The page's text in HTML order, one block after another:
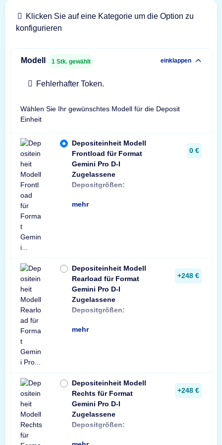
Klicken Sie auf eine Kategorie um die Option zu
konfigurieren
Modell 1 Stk. gewählt einklappen
Fehlerhafter Token.
Wählen Sie Ihr gewünschtes Modell für die Deposit
Einheit
Depositeinheit Modell
Frontload für Format
Gemini Pro D-I
Zugelassene
Depositgrößen:
mehr
0 €
Depositeinheit Modell
Rearload für Format
Gemini Pro D-I
Zugelassene
Depositgrößen:
mehr
+248 €
Depositeinheit Modell
Rechts für Format
Gemini Pro D-I
Zugelassene
Depositgrößen:
+248 €